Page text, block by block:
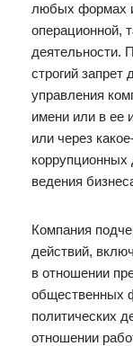
любых формах
операционной,
деятельности.
строгий запрет
управления
имени или в ее
или через
коррупционных
ведения
Компания
действий,
в отношении
общественных
политических
отношении